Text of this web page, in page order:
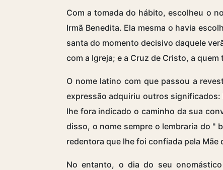
Com a tomada do hábito, escolheu o
Irmã Benedita. Ela mesma o havia
santa do momento decisivo daquele
com a Igreja; e a Cruz de Cristo, a quem
O nome latino com que passou a
expressão adquiriu outros significados:
lhe fora indicado o caminho da sua
disso, o nome sempre o lembraria do "
redentora que lhe foi confiada pela
No entanto, o dia do seu